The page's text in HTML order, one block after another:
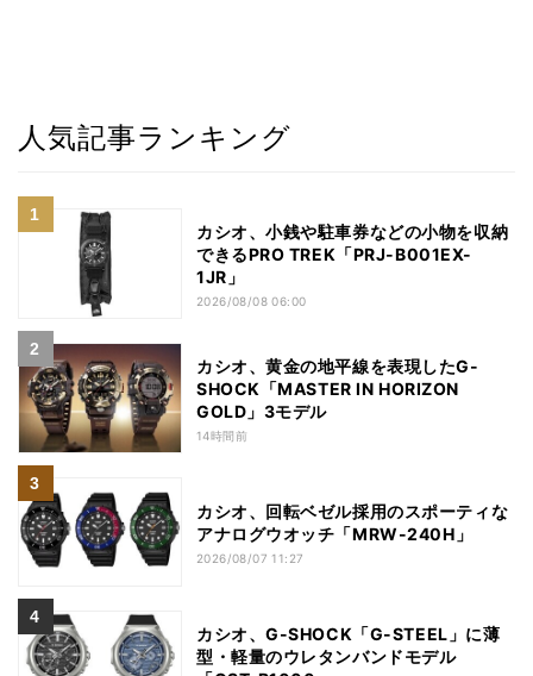
人気記事ランキング
カシオ、小銭や駐車券などの小物を収納
できるPRO TREK「PRJ-B001EX-
1JR」
2026/08/08 06:00
カシオ、黄金の地平線を表現したG-
SHOCK「MASTER IN HORIZON
GOLD」3モデル
14時間前
カシオ、回転ベゼル採用のスポーティな
アナログウオッチ「MRW-240H」
2026/08/07 11:27
カシオ、G-SHOCK「G-STEEL」に薄
型・軽量のウレタンバンドモデル